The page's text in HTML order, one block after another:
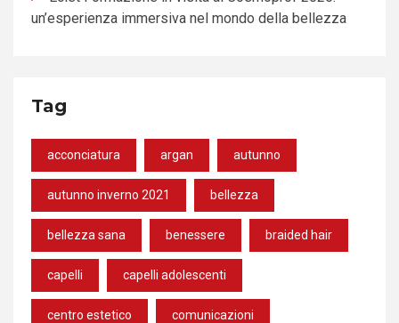
un’esperienza immersiva nel mondo della bellezza
Tag
acconciatura argan autunno
autunno inverno 2021 bellezza
bellezza sana benessere braided hair
capelli capelli adolescenti
centro estetico comunicazioni